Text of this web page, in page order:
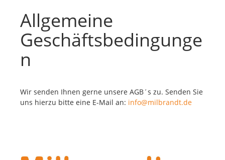
Allgemeine
Geschäftsbedingunge
n
Wir senden Ihnen gerne unsere AGB´s zu. Senden Sie
uns hierzu bitte eine E-Mail an: info@milbrandt.de